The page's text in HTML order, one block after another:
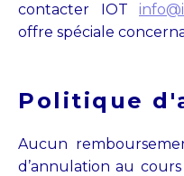
contacter IOT
offre spéciale
Politique
Aucun
d’annulation au